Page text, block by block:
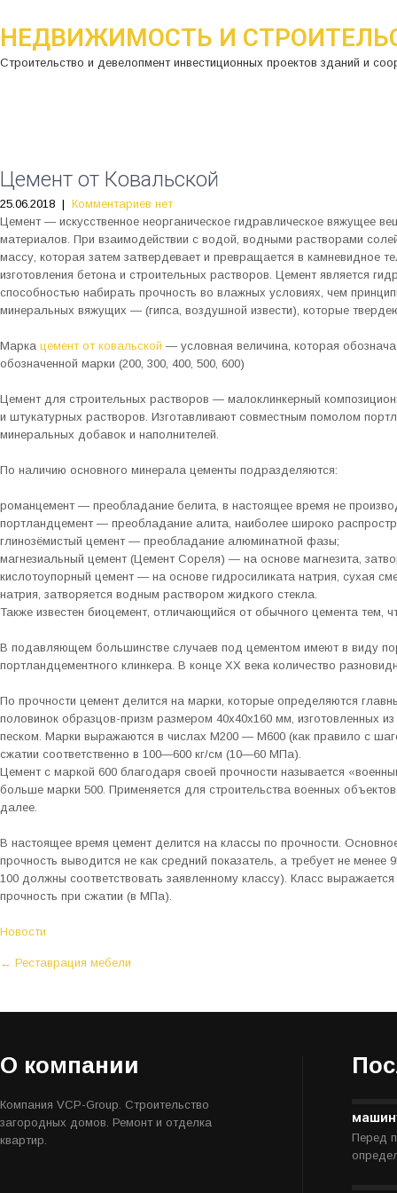
НЕДВИЖИМОСТЬ И
Строительство и девелопмент инвестиционных проектов зданий и
Цемент от Ковальской
25.06.2018 | Комментариев нет
Цемент — искусственное неорганическое гидравлическое вяжущее
материалов. При взаимодействии с водой, водными растворами
массу, которая затем затвердевает и превращается в камневидное
изготовления бетона и строительных растворов. Цемент является
способностью набирать прочность во влажных условиях, чем
минеральных вяжущих — (гипса, воздушной извести), которые
Марка цемент от ковальской — условная величина, которая
обозначенной марки (200, 300, 400, 500, 600)
Цемент для строительных растворов — малоклинкерный
и штукатурных растворов. Изготавливают совместным помолом
минеральных добавок и наполнителей.
По наличию основного минерала цементы подразделяются:
романцемент — преобладание белита, в настоящее время не
портландцемент — преобладание алита, наиболее широко
глинозёмистый цемент — преобладание алюминатной фазы;
магнезиальный цемент (Цемент Сореля) — на основе магнезита,
кислотоупорный цемент — на основе гидросиликата натрия, сухая
натрия, затворяется водным раствором жидкого стекла.
Также известен биоцемент, отличающийся от обычного цемента тем,
В подавляющем большинстве случаев под цементом имеют в виду
портландцементного клинкера. В конце ХХ века количество
По прочности цемент делится на марки, которые определяются
половинок образцов-призм размером 40х40х160 мм, изготовленных
песком. Марки выражаются в числах М200 — М600 (как правило с
сжатии соответственно в 100—600 кг/см (10—60 МПа).
Цемент с маркой 600 благодаря своей прочности называется
больше марки 500. Применяется для строительства военных
далее.
В настоящее время цемент делится на классы по прочности.
прочность выводится не как средний показатель, а требует не менее
100 должны соответствовать заявленному классу). Класс
прочность при сжатии (в МПа).
Новости
P
s
n
a
v
i
g
← Реставрация мебели
О компании
Компания VCP-Group. Строительство
загородных домов. Ремонт и отделка
квартир.
Перед